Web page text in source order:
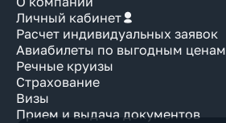
Личный кабинет
Расчет индивидуальных заявок
Авиабилеты по выгодным ценам
Речные круизы
Страхование
Визы
Прием и выдача документов